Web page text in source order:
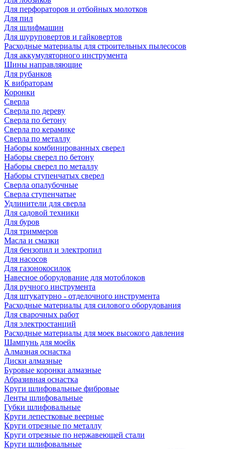
Для перфораторов и отбойных молотков
Для пил
Для шлифмашин
Для шуруповертов и гайковертов
Расходные материалы для строительных пылесосов
Для аккумуляторного инструмента
Шины направляющие
Для рубанков
К вибраторам
Коронки
Сверла
Сверла по дереву
Сверла по бетону
Сверла по керамике
Сверла по металлу
Наборы комбинированных сверел
Наборы сверел по бетону
Наборы сверел по металлу
Наборы ступенчатых сверел
Сверла опалубочные
Сверла ступенчатые
Удлинители для сверла
Для садовой техники
Для буров
Для триммеров
Масла и смазки
Для бензопил и электропил
Для насосов
Для газонокосилок
Навесное оборудование для мотоблоков
Для ручного инструмента
Для штукатурно - отделочного инструмента
Расходные материалы для силового оборудования
Для сварочных работ
Для электростанций
Расходные материалы для моек высокого давления
Шампунь для моейк
Алмазная оснастка
Диски алмазные
Буровые коронки алмазные
Абразивная оснастка
Круги шлифовальные фибровые
Ленты шлифовальные
Губки шлифовальные
Круги лепестковые веерные
Круги отрезные по металлу
Круги отрезные по нержавеющей стали
Круги шлифовальные